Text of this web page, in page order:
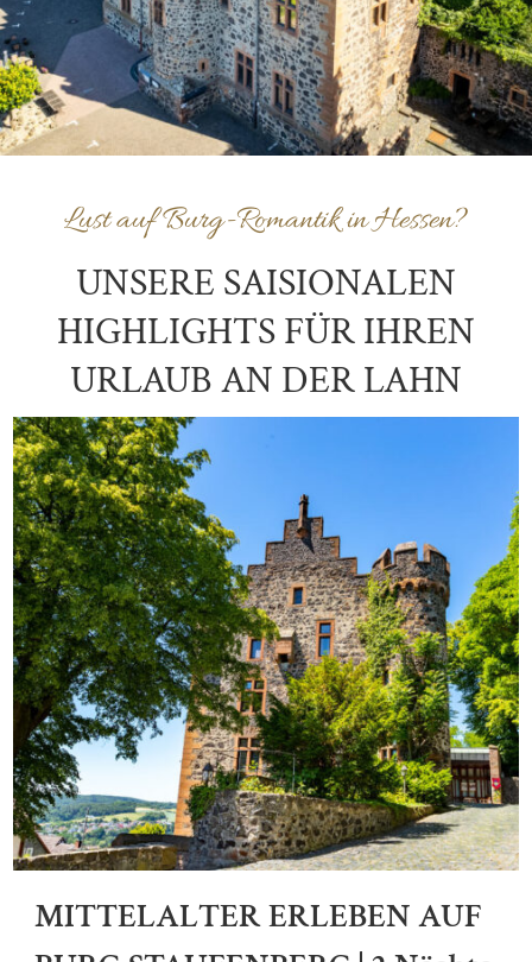
Lust auf Burg-Romantik in Hessen?
UNSERE SAISIONALEN
HIGHLIGHTS FÜR IHREN
URLAUB AN DER LAHN
MITTELALTER ERLEBEN AUF